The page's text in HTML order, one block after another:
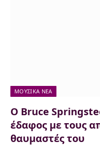
ΜΟΥΣΙΚΆ ΝΈΑ
Ο Bruce
έδαφος με τους
θαυμαστές του